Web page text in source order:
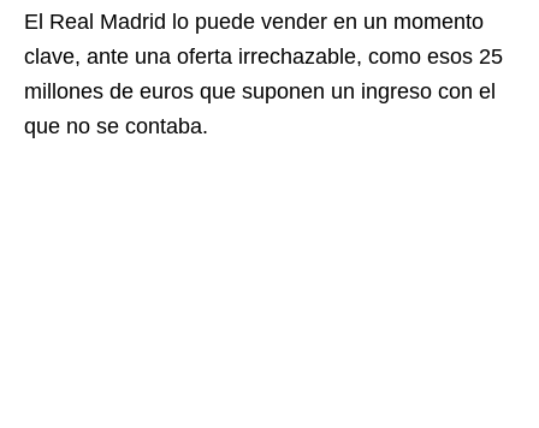
El Real Madrid lo puede vender en un momento
clave, ante una oferta irrechazable, como esos 25
millones de euros que suponen un ingreso con el
que no se contaba.